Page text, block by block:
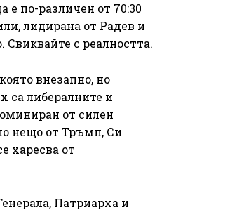
е по-различен от 70:30
лидирана от Радев и
с реалността.
внезапно, но
са либералните и
от силен
нещо от Тръмп, Си
харесва от
Патриарха и